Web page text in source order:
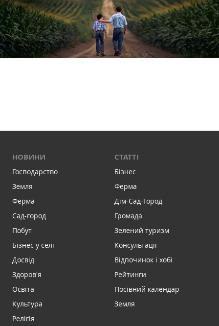
НОВИНИ
Господарство
Земля
Ферма
Сад-город
Побут
Бізнес у селі
Досвід
Здоров'я
Освіта
Культура
Релігія
СТАТТІ
Бізнес
Ферма
Дім-Сад-Город
Громада
Зелений туризм
Консультації
Відпочинок і хобі
Рейтинги
Посівний календар
Земля